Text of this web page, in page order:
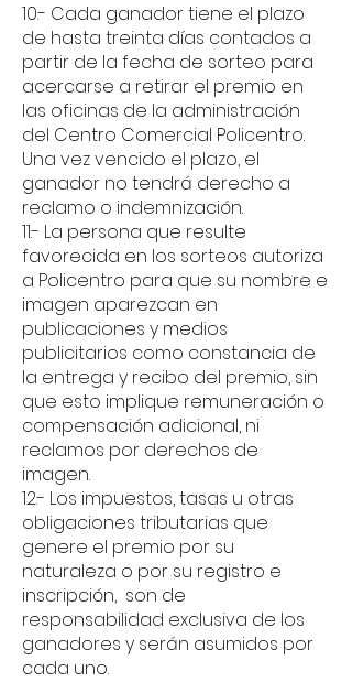
10.- Cada ganador tiene el plazo
de hasta treinta días contados a
partir de la fecha de sorteo para
acercarse a retirar el premio en
las oficinas de la administración
del Centro Comercial Policentro.
Una vez vencido el plazo, el
ganador no tendrá derecho a
reclamo o indemnización.
11.- La persona que resulte
favorecida en los sorteos autoriza
a Policentro para que su nombre e
imagen aparezcan en
publicaciones y medios
publicitarios como constancia de
la entrega y recibo del premio, sin
que esto implique remuneración o
compensación adicional, ni
reclamos por derechos de
imagen.
12.- Los impuestos, tasas u otras
obligaciones tributarias que
genere el premio por su
naturaleza o por su registro e
inscripción, son de
responsabilidad exclusiva de los
ganadores y serán asumidos por
cada uno.